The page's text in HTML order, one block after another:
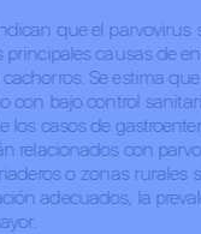
que el parvovirus
principales causas de
Se estima
con bajo control
los casos de
relacionados con
o zonas rurales
adecuados, la